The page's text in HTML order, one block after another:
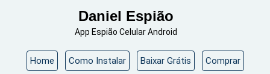
Daniel Espião
App Espião Celular Android
Home Como Instalar Baixar Grátis Comprar